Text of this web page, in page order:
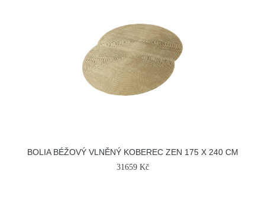
BOLIA BÉŽOVÝ VLNĚNÝ KOBEREC ZEN 175 X 240 CM
31659 Kč